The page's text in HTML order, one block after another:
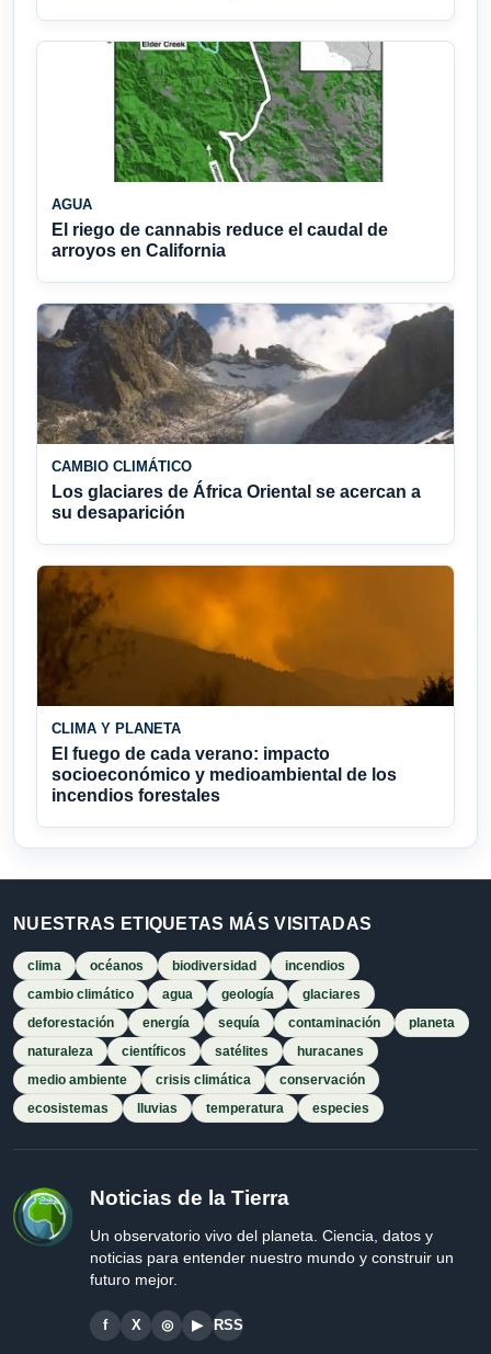
AGUA
El riego de cannabis reduce el caudal de
arroyos en California
CAMBIO CLIMÁTICO
Los glaciares de África Oriental se acercan a
su desaparición
CLIMA Y PLANETA
El fuego de cada verano: impacto
socioeconómico y medioambiental de los
incendios forestales
NUESTRAS ETIQUETAS MÁS VISITADAS
clima océanos biodiversidad
incendios
cambio climático
agua geología
glaciares
deforestación
energía sequía contaminación
planeta
naturaleza
científicos satélites
huracanes
medio ambiente
crisis climática
conservación
ecosistemas
lluvias temperatura especies
Noticias de la Tierra
Un observatorio vivo del planeta. Ciencia, datos y
noticias para entender nuestro mundo y construir un
futuro mejor.
f X ◎ ▶ RSS